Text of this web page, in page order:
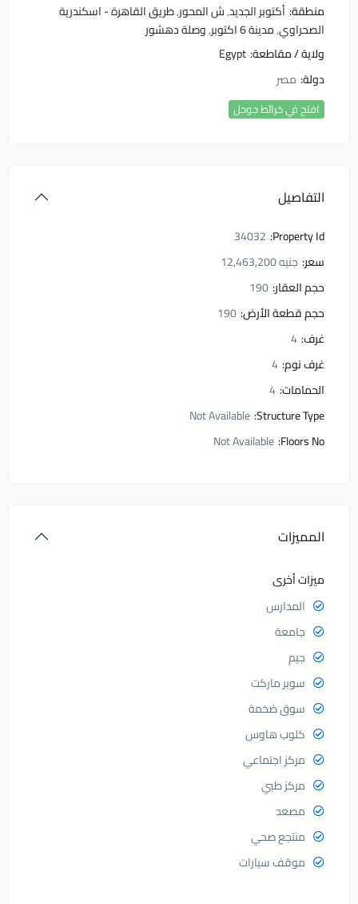
منطقة: أكتوبر الجديد,ش المحور,طريق القاهرة - اسكندرية
الصحراوي,مدينة 6 اكتوبر ,وصلة دهشور
ولاية / مقاطعة: Egypt
دولة: مصر
افتح في خرائط جوجل
التفاصيل
Property Id:
34032
سعر: جنيه 12,463,200
حجم العقار: 190
حجم قطعة الأرض: 190
غرف: 4
غرف نوم: 4
الحمامات: 4
Structure Type:
Not Available
Floors No:
Not Available
المميزات
ميزات أخرى
المدارس
جامعة
جيم
سوبر ماركت
سوق ضخمة
كلوب هاوس
مركز اجتماعي
مركز طبي
مصعد
منتجع صحي
موقف سيارات